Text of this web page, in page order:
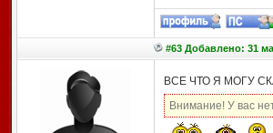
#63 Добавлено: 31
ВСЕ ЧТО Я МОГУ
Внимание! У вас